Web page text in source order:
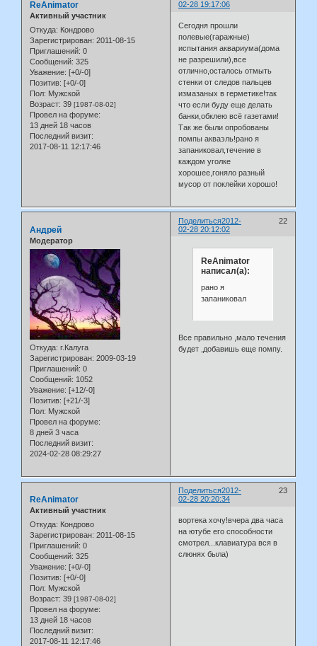
02-28 19:17:06
ReAnimator
Активный участник
Откуда: Кондрово
Зарегистрирован: 2011-08-15
Приглашений: 0
Сообщений: 325
Уважение: [+0/-0]
Позитив: [+0/-0]
Пол: Мужской
Возраст: 39 [1987-08-02]
Провел на форуме:
13 дней 18 часов
Последний визит:
2017-08-11 12:17:46
Сегодня прошли
полевые(гаражные)
испытания аквариума(дома
не разрешили),все
отлично,осталось отмыть
стенки от следов пальцев
измазаных в герметике!так
что если буду еще делать
банки,обклею всё газетами!
Так же были опробованы
помпы акваэль!рано я
запаниковал,течение в
каждом уголке
хорошее,гоняло разный
мусор от поклейки хорошо!
Поделиться 22
2012-
02-28 20:12:02
Андрей
Модератор
Откуда: г.Калуга
Зарегистрирован: 2009-03-19
Приглашений: 0
Сообщений: 1052
Уважение: [+12/-0]
Позитив: [+21/-3]
Пол: Мужской
Провел на форуме:
8 дней 3 часа
Последний визит:
2024-02-28 08:29:27
ReAnimator
написал(а):
рано я
запаниковал
Все правильно ,мало течения
будет ,добавишь еще помпу.
Поделиться 23
2012-
02-28 20:20:34
ReAnimator
Активный участник
Откуда: Кондрово
Зарегистрирован: 2011-08-15
Приглашений: 0
Сообщений: 325
Уважение: [+0/-0]
Позитив: [+0/-0]
Пол: Мужской
Возраст: 39 [1987-08-02]
Провел на форуме:
13 дней 18 часов
Последний визит:
2017-08-11 12:17:46
вортека хочу!вчера два часа
на ютубе его способности
смотрел...клавиатура вся в
слюнях была)